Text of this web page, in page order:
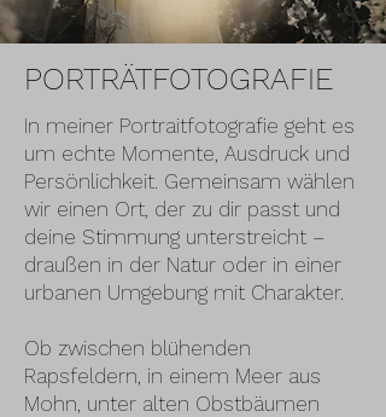
PORTRÄTFOTOGRAFIE
In meiner Portraitfotografie geht es
um echte Momente, Ausdruck und
Persönlichkeit. Gemeinsam wählen
wir einen Ort, der zu dir passt und
deine Stimmung unterstreicht –
draußen in der Natur oder in einer
urbanen Umgebung mit Charakter.
Ob zwischen blühenden
Rapsfeldern, in einem Meer aus
Mohn, unter alten Obstbäumen